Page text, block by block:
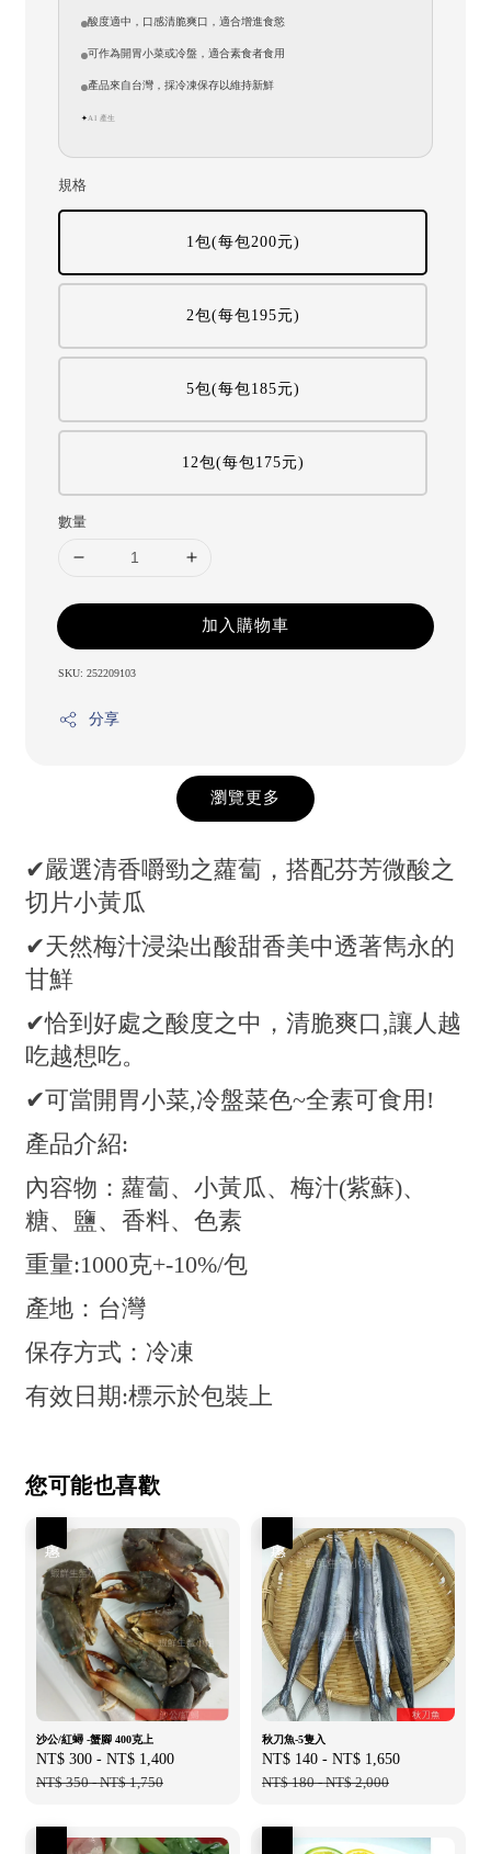
酸度適中，口感清脆爽口，適合增進食慾
可作為開胃小菜或冷盤，適合素食者食用
產品來自台灣，採冷凍保存以維持新鮮
✦AI 產生
規格
1包(每包200元)
2包(每包195元)
5包(每包185元)
12包(每包175元)
數量
加入購物車
SKU: 252209103
分享
瀏覽更多
✔嚴選清香嚼勁之蘿蔔，搭配芬芳微酸之
切片小黃瓜
✔天然梅汁浸染出酸甜香美中透著雋永的
甘鮮
✔恰到好處之酸度之中，清脆爽口,讓人越
吃越想吃。
✔可當開胃小菜,冷盤菜色~全素可食用!
產品介紹:
內容物：蘿蔔、小黃瓜、梅汁(紫蘇)、
糖、鹽、香料、色素
重量:1000克+-10%/包
產地：台灣
保存方式：冷凍
有效日期:標示於包裝上
您可能也喜歡
沙公/紅蟳 -蟹腳 400克上
Sale
price
NT$ 300 - NT$ 1,400
NT$ 350-NT$ 1,750
秋刀魚-5隻入
Sale
price
NT$ 140 - NT$ 1,650
NT$ 180-NT$ 2,000